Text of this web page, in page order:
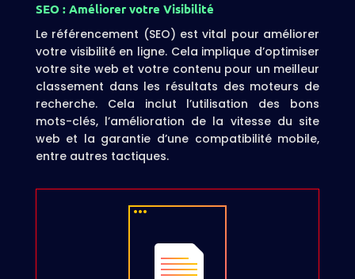
SEO : Améliorer votre Visibilité
Le référencement (SEO) est vital pour améliorer
votre visibilité en ligne. Cela implique d’optimiser
votre site web et votre contenu pour un meilleur
classement dans les résultats des moteurs de
recherche. Cela inclut l’utilisation des bons
mots-clés, l’amélioration de la vitesse du site
web et la garantie d’une compatibilité mobile,
entre autres tactiques.